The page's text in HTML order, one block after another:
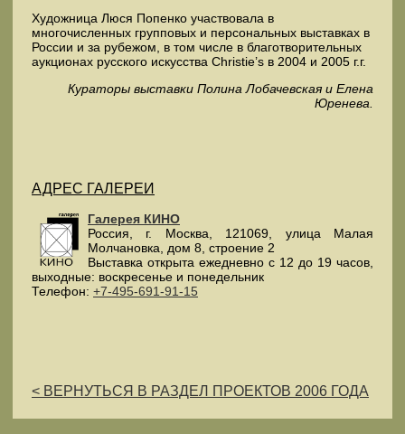
Художница Люся Попенко участвовала в
многочисленных групповых и персональных выставках в
России и за рубежом, в том числе в благотворительных
аукционах русского искусства Christie’s в 2004 и 2005 г.г.
Кураторы выставки Полина Лобачевская и Елена
Юренева.
АДРЕС ГАЛЕРЕИ
Галерея КИНО
Россия , г. Москва 121069
улица Малая
Молчановка, дом 8, строение 2
Выставка открыта ежедневно с 12 до 19 часов,
выходные: воскресенье и понедельник
Телефон: +7-495-691-91-15
< ВЕРНУТЬСЯ В РАЗДЕЛ ПРОЕКТОВ 2006 ГОДА